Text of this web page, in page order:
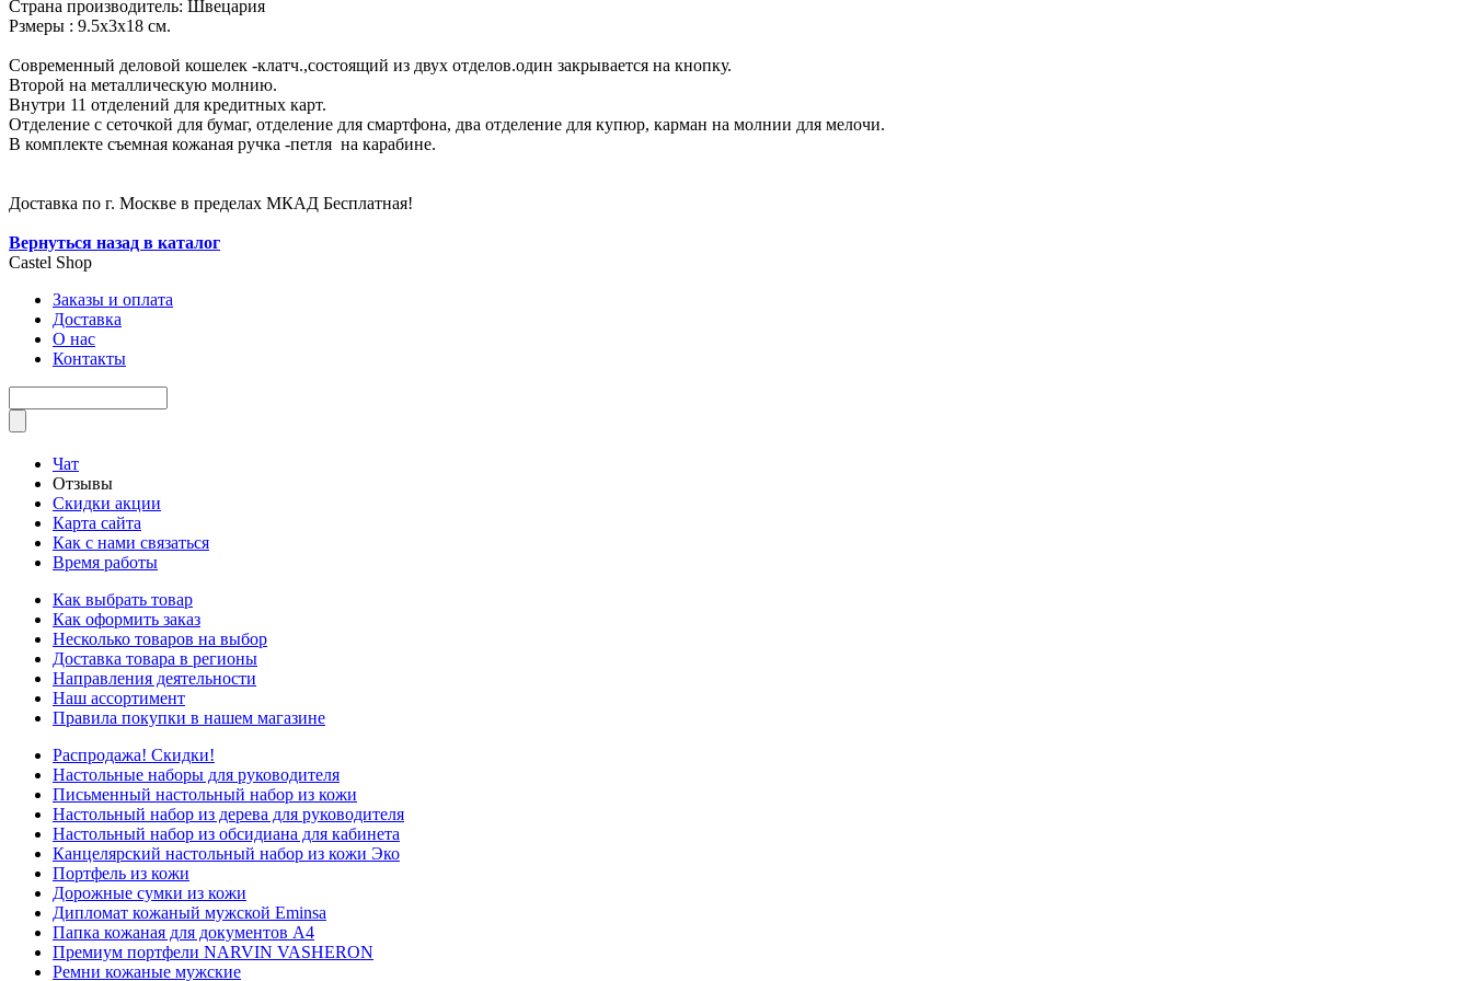
Страна производитель: Швецария
Рзмеры : 9.5х3х18 см.
Современный деловой кошелек -клатч.,состоящий из двух отделов.один закрывается на кнопку.
Второй на металлическую молнию.
Внутри 11 отделений для кредитных карт.
Отделение с сеточкой для бумаг, отделение для смартфона, два отделение для купюр, карман на молнии для мелочи.
В комплекте съемная кожаная ручка -петля на карабине.
Доставка по г. Москве в пределах МКАД Бесплатная!
Вернуться назад в каталог
Castel Shop
Заказы и оплата
Доставка
О нас
Контакты
Чат
Отзывы
Скидки акции
Карта сайта
Как с нами связаться
Время работы
Как выбрать товар
Как оформить заказ
Несколько товаров на выбор
Доставка товара в регионы
Направления деятельности
Наш ассортимент
Правила покупки в нашем магазине
Распродажа! Скидки!
Настольные наборы для руководителя
Письменный настольный набор из кожи
Настольный набор из дерева для руководителя
Настольный набор из обсидиана для кабинета
Канцелярский настольный набор из кожи Эко
Портфель из кожи
Дорожные сумки из кожи
Дипломат кожаный мужской Eminsa
Папка кожаная для документов А4
Премиум портфели NARVIN VASHERON
Ремни кожаные мужские